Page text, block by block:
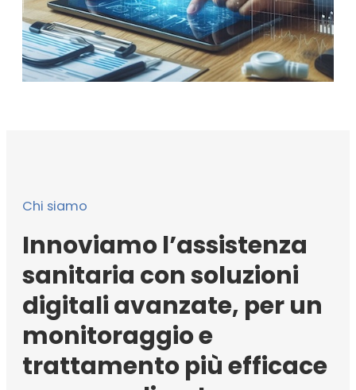
Chi siamo
Innoviamo l’assistenza
sanitaria con soluzioni
digitali avanzate, per un
monitoraggio e
trattamento più efficace